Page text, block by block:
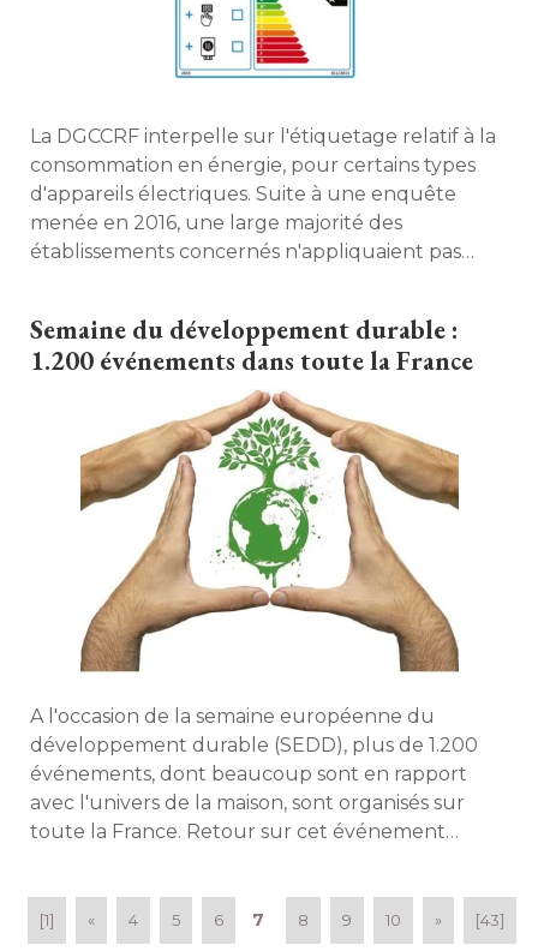
La DGCCRF interpelle sur l'étiquetage relatif à la
consommation en énergie, pour certains types
d'appareils électriques. Suite à une enquête
menée en 2016, une large majorité des
établissements concernés n'appliquaient pas
Semaine du développement durable :
1.200 événements dans toute la France
A l'occasion de la semaine européenne du
développement durable (SEDD), plus de 1.200
événements, dont beaucoup sont en rapport
avec l'univers de la maison, sont organisés sur
toute la France. Retour sur cet événement
[1] « 4 5 6 7 8 9 10 » [43]